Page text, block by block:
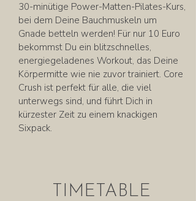
30-minütige Power-Matten-Pilates-Kurs,
bei dem Deine Bauchmuskeln um
Gnade betteln werden! Für nur 10 Euro
bekommst Du ein blitzschnelles,
energiegeladenes Workout, das Deine
Körpermitte wie nie zuvor trainiert. Core
Crush ist perfekt für alle, die viel
unterwegs sind, und führt Dich in
kürzester Zeit zu einem knackigen
Sixpack.
TIMETABLE